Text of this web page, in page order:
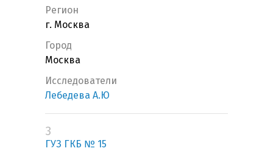
Регион
г. Москва
Город
Москва
Исследователи
Лебедева А.Ю
3
ГУЗ ГКБ № 15